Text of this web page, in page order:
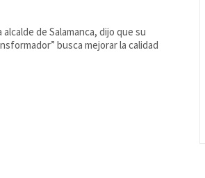
de Salamanca, dijo que su
busca mejorar la calidad